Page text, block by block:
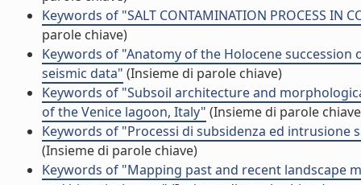
Keywords of "SALT CONTAMINATION PROCESS IN
parole chiave)
Keywords of "Anatomy of the Holocene
seismic data" (Insieme di parole chiave)
Keywords of "Subsoil architecture and
of the Venice lagoon, Italy" (Insieme di parole
Keywords of "Processi di subsidenza ed intrusione
(Insieme di parole chiave)
Keywords of "Mapping past and recent landscape